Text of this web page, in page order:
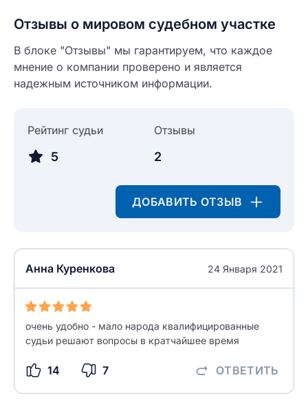
Отзывы о мировом судебном участке
В блоке "Отзывы" мы гарантируем, что каждое
мнение о компании проверено и является
надежным источником информации.
Рейтинг судьи
5
Отзывы
2
ДОБАВИТЬ ОТЗЫВ
Анна Куренкова 24 Января 2021
очень удобно - мало народа квалифицированные
судьи решают вопросы в кратчайшее время
14 7 ОТВЕТИТЬ
0/500
Как вы оцените судебный участок?
разрешить публикацию отзыва
Ответ на отзыв
разрешить публикацию отзыва
ОСТАВИТЬ ОТЗЫВ
Название населенного пункта
НАЙТИ МЕНЯ
ЗАКРЫТЬ СОХРАНИТЬ